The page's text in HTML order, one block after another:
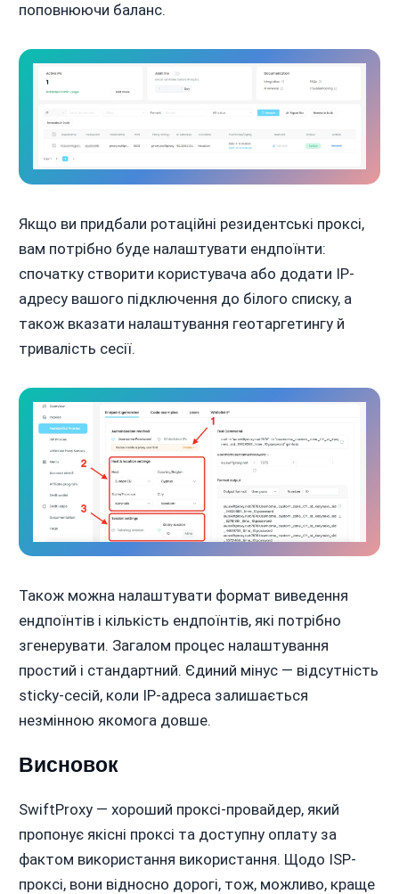
поповнюючи баланс.
Якщо ви придбали ротаційні резидентські проксі,
вам потрібно буде налаштувати ендпоїнти:
спочатку створити користувача або додати IP-
адресу вашого підключення до білого списку, а
також вказати налаштування геотаргетингу й
тривалість сесії.
Також можна налаштувати формат виведення
ендпоїнтів і кількість ендпоїнтів, які потрібно
згенерувати. Загалом процес налаштування
простий і стандартний. Єдиний мінус — відсутність
sticky-сесій, коли IP-адреса залишається
незмінною якомога довше.
Висновок
SwiftProxy — хороший проксі-провайдер, який
пропонує якісні проксі та доступну оплату за
фактом використання використання. Щодо ISP-
проксі, вони відносно дорогі, тож, можливо, краще